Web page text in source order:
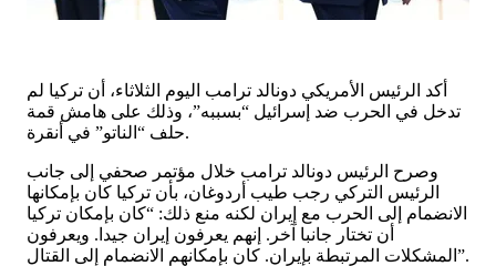
أكد الرئيس الأمريكي دونالد ترامب اليوم الثلاثاء، أن تركيا لم
تدخل في الحرب ضد إسرائيل “بسببه”، وذلك على هامش قمة
حلف “الناتو” في أنقرة.
وصرح الرئيس دونالد ترامب خلال مؤتمر صحفي إلى جانب
الرئيس التركي رجب طيب أردوغان، بأن تركيا كان بإمكانها
الانضمام إلى الحرب مع إيران لكنه منع ذلك: “كان بإمكان تركيا
أن تختار جانبا آخر. إنهم يعرفون إيران جيدا. ويعرفون
المشكلات المرتبطة بإيران. كان بإمكانهم الانضمام إلى القتال”.